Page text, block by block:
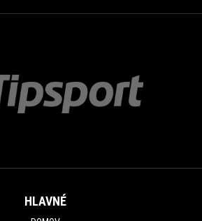
HLAVNÉ